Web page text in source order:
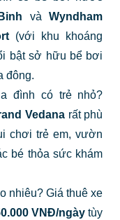
vàWyndham
(với khu khoáng
bật sở hữu bể bơi
đông.
đình có trẻ nhỏ?
Vedana rất phù
chơi trẻ em, vườn
bé thỏa sức khám
nhiêu? Giá thuê xe
VNĐ/ngày tùy